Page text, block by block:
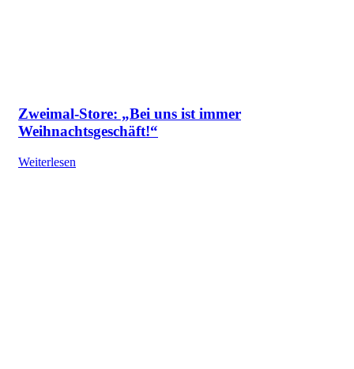
Zweimal-Store: „Bei uns ist immer
Weihnachtsgeschäft!“
Weiterlesen